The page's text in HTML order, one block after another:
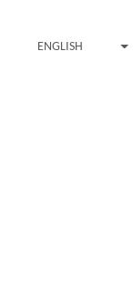
ENGLISH